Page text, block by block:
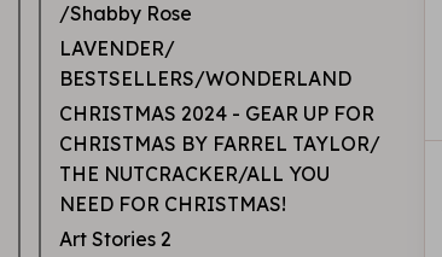
/Shabby Rose
LAVENDER/
BESTSELLERS/WONDERLAND
CHRISTMAS 2024 - GEAR UP FOR
CHRISTMAS BY FARREL TAYLOR/
THE NUTCRACKER/ALL YOU
NEED FOR CHRISTMAS!
Art Stories 2